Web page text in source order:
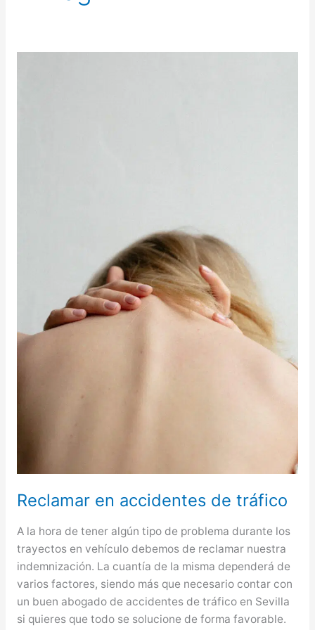
Reclamar en accidentes de tráfico
A la hora de tener algún tipo de problema durante los
trayectos en vehículo debemos de reclamar nuestra
indemnización. La cuantía de la misma dependerá de
varios factores, siendo más que necesario contar con
un buen abogado de accidentes de tráfico en Sevilla
si quieres que todo se solucione de forma favorable.